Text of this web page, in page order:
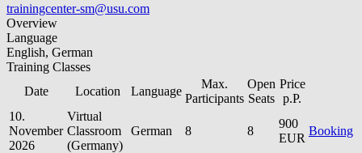
trainingcenter-sm@usu.com
Overview
Language
English, German
Training Classes
Date
Location Language
Max.
Participants
Open
Seats
Price
p.P.
10.
November
2026
Virtual
Classroom
(Germany)
German 8 8
900
EUR
Booking